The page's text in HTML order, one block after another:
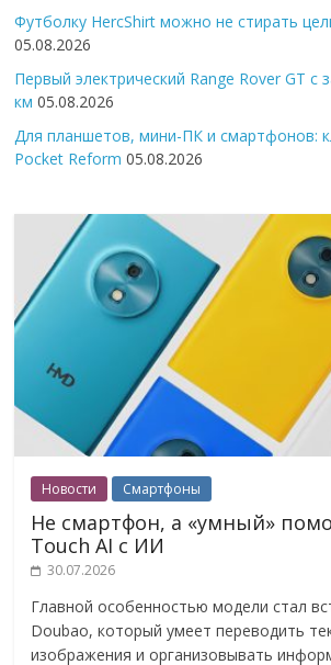
Футболку HercShirt можно не стирать
05.08.2026
Первый электрический Range Rover GT с
км 05.08.2026
Для планшетов, мини-ПК и смартфонов:
Pocket Reform 05.08.2026
Новости Смартфоны
Не смартфон, а «умный»
Touch AI с ИИ
30.07.2026
Главной особенностью модели стал
Doubao, который умеет переводить
изображения и организовывать